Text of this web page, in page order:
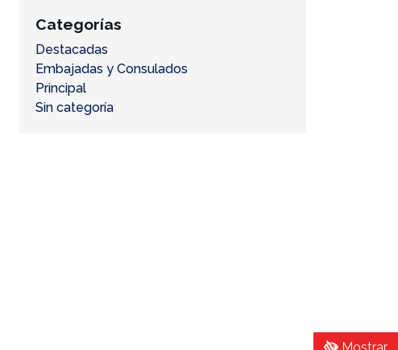
Categorías
Destacadas
Embajadas y Consulados
Principal
Sin categoría